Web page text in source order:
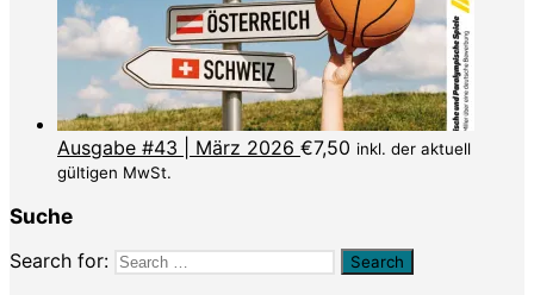
Ausgabe #43 | März 2026 €7,50 inkl. der aktuell
gültigen MwSt.
Suche
Search for: